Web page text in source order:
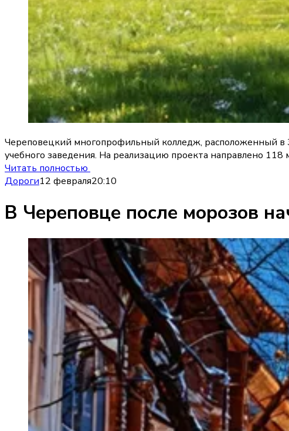
Череповецкий многопрофильный колледж, расположенный в
учебного заведения. На реализацию проекта направлено
Читать полностью
Дороги12 февраля20:10
В Череповце после морозов